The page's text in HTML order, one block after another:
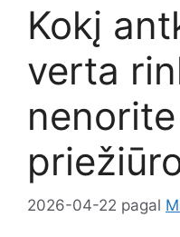
Kokį
verta
2026-04-22 pagal